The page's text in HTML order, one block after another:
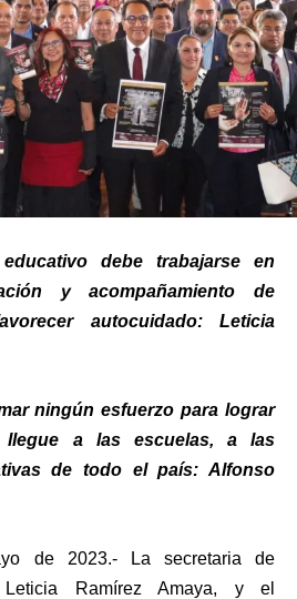
debe trabajarse en
y acompañamiento de
autocuidado: Leticia
ningún esfuerzo para lograr
llegue a las escuelas, a las
de todo el país: Alfonso
de 2023.- La secretaria de
Leticia Ramírez Amaya, y el